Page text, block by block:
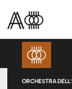
ORCHESTRA